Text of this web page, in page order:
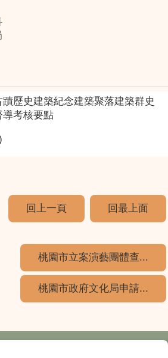
歷史建築紀念建築聚落建築群史
導考核要點
回上一頁 回最上面
桃園市立案演藝團體查...
桃園市政府文化局申請...